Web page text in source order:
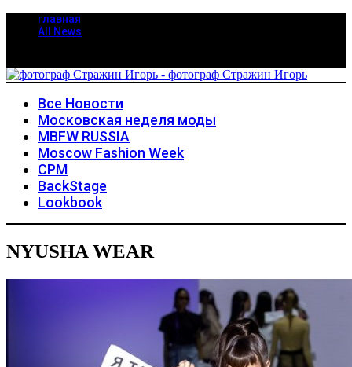
главная
All News
Все Новости
Московская неделя моды
MBFW RUSSIA
Moscow Fashion Week
CPM
BackStage
Lookbook
NYUSHA WEAR